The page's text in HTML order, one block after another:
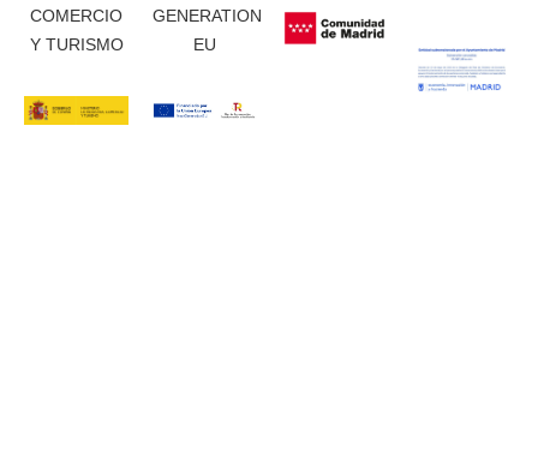
COMERCIO
Y TURISMO
GENERATION
EU